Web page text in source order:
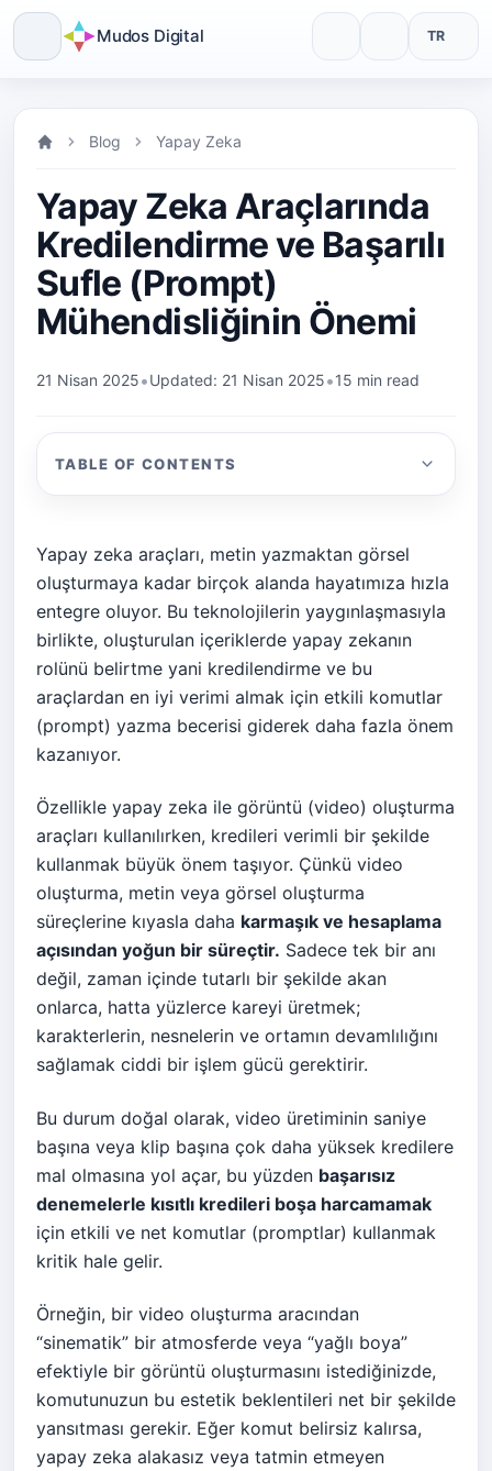
content
Mudos Digital TR
Blog Yapay Zeka
Yapay Zeka Araçlarında
Kredilendirme ve Başarılı
Sufle (Prompt)
Mühendisliğinin Önemi
21 Nisan 2025•Updated: 21 Nisan 2025•15 min read
TABLE OF CONTENTS
Yapay zeka araçları, metin yazmaktan görsel
oluşturmaya kadar birçok alanda hayatımıza hızla
entegre oluyor. Bu teknolojilerin yaygınlaşmasıyla
birlikte, oluşturulan içeriklerde yapay zekanın
rolünü belirtme yani kredilendirme ve bu
araçlardan en iyi verimi almak için etkili komutlar
(prompt) yazma becerisi giderek daha fazla önem
kazanıyor.
Özellikle yapay zeka ile görüntü (video) oluşturma
araçları kullanılırken, kredileri verimli bir şekilde
kullanmak büyük önem taşıyor. Çünkü video
oluşturma, metin veya görsel oluşturma
süreçlerine kıyasla daha karmaşık ve hesaplama
açısından yoğun bir süreçtir. Sadece tek bir anı
değil, zaman içinde tutarlı bir şekilde akan
onlarca, hatta yüzlerce kareyi üretmek;
karakterlerin, nesnelerin ve ortamın devamlılığını
sağlamak ciddi bir işlem gücü gerektirir.
Bu durum doğal olarak, video üretiminin saniye
başına veya klip başına çok daha yüksek kredilere
mal olmasına yol açar, bu yüzden başarısız
denemelerle kısıtlı kredileri boşa harcamamak
için etkili ve net komutlar (promptlar) kullanmak
kritik hale gelir.
Örneğin, bir video oluşturma aracından
“sinematik” bir atmosferde veya “yağlı boya”
efektiyle bir görüntü oluşturmasını istediğinizde,
komutunuzun bu estetik beklentileri net bir şekilde
yansıtması gerekir. Eğer komut belirsiz kalırsa,
yapay zeka alakasız veya tatmin etmeyen